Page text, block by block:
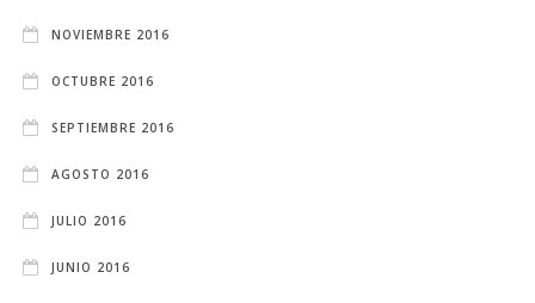
NOVIEMBRE 2016
OCTUBRE 2016
SEPTIEMBRE 2016
AGOSTO 2016
JULIO 2016
JUNIO 2016